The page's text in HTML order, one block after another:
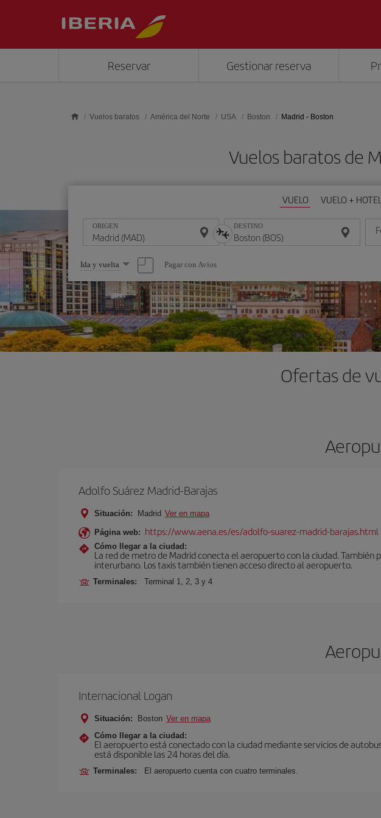
Reservar Gestionar reserva
Vuelos baratos América del Norte USA Boston Madrid - Boston
Vuelos baratos de
VUELO VUELO + HOTEL
ORIGEN DESTINO
Seleccione
una
opción
Ida y vuelta Pagar con Avios
Ofertas de
Adolfo Suárez Madrid-Barajas
Situación: Madrid Ver en mapa
Página web: https://www.aena.es/es/adolfo-suarez-madrid-barajas.html
Cómo llegar a la ciudad:
La red de metro de Madrid conecta el aeropuerto con la ciudad. También
interurbano. Los taxis también tienen acceso directo al aeropuerto.
Terminales: Terminal 1, 2, 3 y 4
Internacional Logan
Situación: Boston Ver en mapa
Cómo llegar a la ciudad:
El aeropuerto está conectado con la ciudad mediante servicios de
está disponible las 24 horas del día.
Terminales: El aeropuerto cuenta con cuatro terminales.